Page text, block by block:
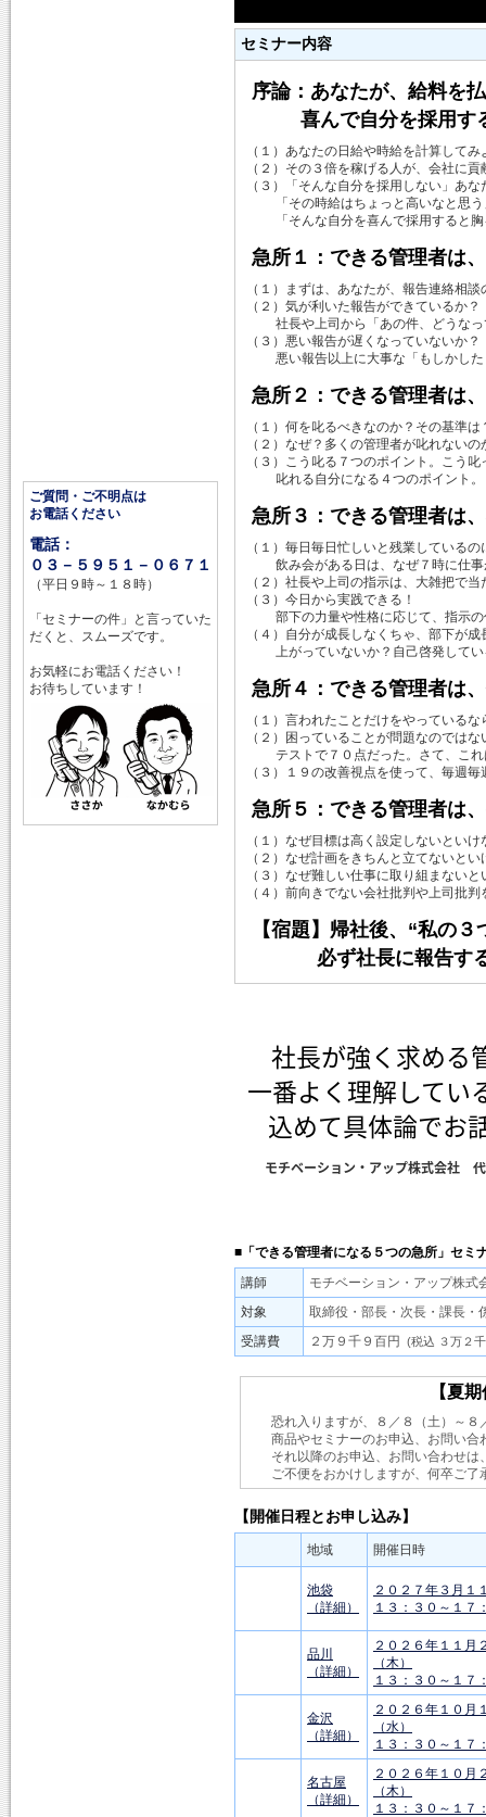
ご質問・ご不明点は
お電話ください
電話：
０３－５９５１－０６７１
（平日９時～１８時）
「セミナーの件」と言っていた
だくと、スムーズです。
お気軽にお電話ください！
お待ちしています！
セミナー内容
序論：あなたが、給料を
喜んで自分を採用する
（１）あなたの日給や時給を計算してみ
（２）その３倍を稼げる人が、会社に
（３）「そんな自分を採用しない」あな
「その時給はちょっと高いなと思う
「そんな自分を喜んで採用すると胸
急所１：できる管理者は
（１）まずは、あなたが、報告連絡相
（２）気が利いた報告ができているか？
社長や上司から「あの件、どうなっ
（３）悪い報告が遅くなっていないか？
悪い報告以上に大事な「もしかした
急所２：できる管理者は
（１）何を叱るべきなのか？その基準
（２）なぜ？多くの管理者が叱れない
（３）こう叱る７つのポイント。こう
叱れる自分になる４つのポイント。
急所３：できる管理者は
（１）毎日毎日忙しいと残業しているの
飲み会がある日は、なぜ７時に仕事
（２）社長や上司の指示は、大雑把で
（３）今日から実践できる！
部下の力量や性格に応じて、指示の
（４）自分が成長しなくちゃ、部下が
上がっていないか？自己啓発してい
急所４：できる管理者は
（１）言われたことだけをやっている
（２）困っていることが問題なのではな
テストで７０点だった。さて、これ
（３）１９の改善視点を使って、毎週
急所５：できる管理者は
（１）なぜ目標は高く設定しないとい
（２）なぜ計画をきちんと立てないと
（３）なぜ難しい仕事に取り組まない
（４）前向きでない会社批判や上司批
【宿題】帰社後、“私の
必ず社長に報告する
社長が強く求める
一番よく理解してい
込めて具体論でお
モチベーション・アップ株式会社
■「できる管理者になる５つの急所」セミ
講師
モチベーション・アップ株
対象
取締役・部長・次長・課長
受講費
２万９千９百円 (税込 ３万２
【夏
恐れ入りますが、８／８（土）～
商品やセミナーのお申込、お問い
それ以降のお申込、お問い合わせは
ご不便をおかけしますが、何卒ご了
【開催日程とお申し込み】
地域 開催日時
池袋
（詳細）
２０２７年３月１
１３：３０～１７
品川
（詳細）
２０２６年１１月
（木）
１３：３０～１７
金沢
（詳細）
２０２６年１０月
（水）
１３：３０～１７
名古屋
（詳細）
２０２６年１０月
（木）
１３：３０～１７